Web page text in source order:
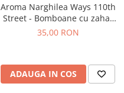
Aroma Narghilea Ways 110th
Street - Bomboane cu zahar
brun, 50gr
35,00 RON
ADAUGA IN COS